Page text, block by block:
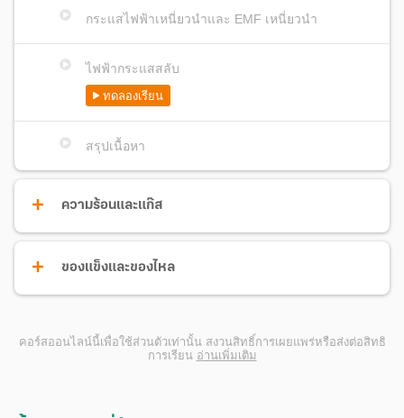
(Materials Science and Engineering) University of Virginia
นักศึกษาทุนโครงการพัฒนาและส่งเสริมผู้มีความสามารถพิเศษ
ทางวิทยาศาสตร์และเทคโนโลยี (พสวท.) ระดับปริญญาตรี-เอก
ปริญญาตรี Cornell University USA สาขาวิชาฟิสิกส์, ปริญญาเอก
University of Virginia USA สาขาวิชาฟิสิกส์
และ เกียรติคุณประกาศ IphO ระดับนานาชาติ โดยเป็นผู้หญิงไทย
รางวัลวิทยานิพนธ์ สำนักงานคณะกรรมการวิจัยแห่งชาติ (วช.) ปี
Finalist for Presidential Research Competition University of
Virginia 2014
Target Ion Beam Deposition
กระแสไฟฟ้าเหนี่ยวนำและ EMF เหนี่ยวนำ
ไฟฟ้ากระแสสลับ
ทดลองเรียน
สรุปเนื้อหา
ความร้อนและแก๊ส
ของแข็งและของไหล
คอร์สออนไลน์นี้เพื่อใช้ส่วนตัวเท่านั้น สงวนสิทธิ์การเผยแพร่หรือส่งต่อสิทธิ
การเรียน อ่านเพิ่มเติม